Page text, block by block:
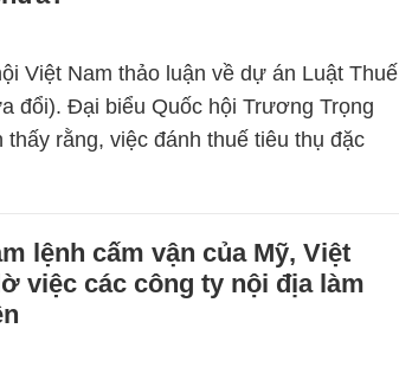
Việt Nam thảo luận về dự án Luật Thuế
đổi). Đại biểu Quốc hội Trương Trọng
thấy rằng, việc đánh thuế tiêu thụ đặc
lệnh cấm vận của Mỹ, Việt
việc các công ty nội địa làm